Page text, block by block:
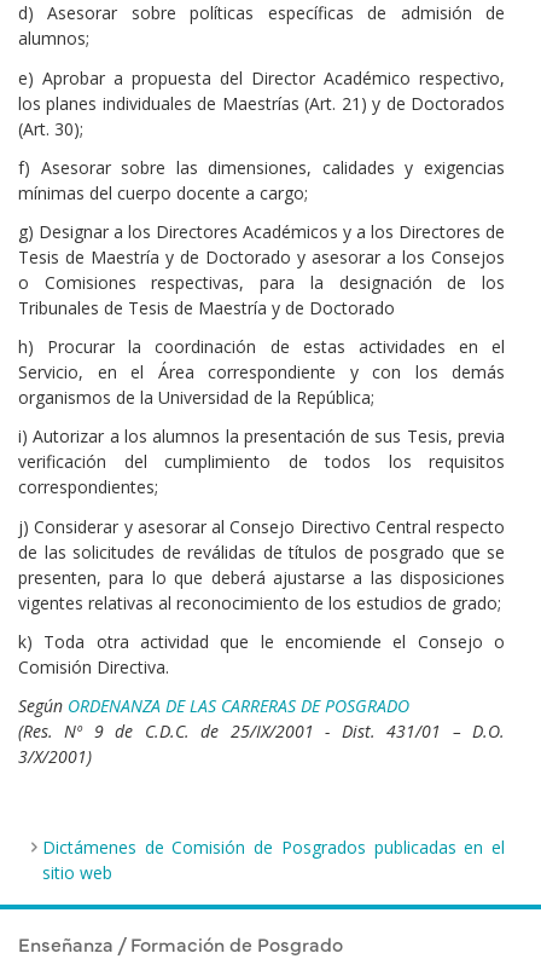
Enseñanza / Formación de Posgrado
d) Asesorar sobre políticas específicas de admisión de
alumnos;
e) Aprobar a propuesta del Director Académico respectivo,
los planes individuales de Maestrías (Art. 21) y de Doctorados
(Art. 30);
f) Asesorar sobre las dimensiones, calidades y exigencias
mínimas del cuerpo docente a cargo;
g) Designar a los Directores Académicos y a los Directores de
Tesis de Maestría y de Doctorado y asesorar a los Consejos
o Comisiones respectivas, para la designación de los
Tribunales de Tesis de Maestría y de Doctorado
h) Procurar la coordinación de estas actividades en el
Servicio, en el Área correspondiente y con los demás
organismos de la Universidad de la República;
i) Autorizar a los alumnos la presentación de sus Tesis, previa
verificación del cumplimiento de todos los requisitos
correspondientes;
j) Considerar y asesorar al Consejo Directivo Central respecto
de las solicitudes de reválidas de títulos de posgrado que se
presenten, para lo que deberá ajustarse a las disposiciones
vigentes relativas al reconocimiento de los estudios de grado;
k) Toda otra actividad que le encomiende el Consejo o
Comisión Directiva.
Según ORDENANZA DE LAS CARRERAS DE POSGRADO
(Res. Nº 9 de C.D.C. de 25/IX/2001 - Dist. 431/01 – D.O.
3/X/2001)
Dictámenes de Comisión de Posgrados publicadas en el
sitio web
Repartidos de Dictámenes de la Comisión de Posgrados